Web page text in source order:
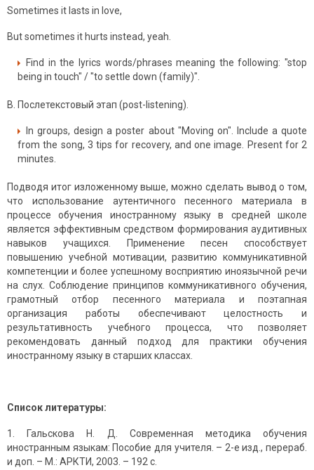
Sometimes it lasts in love,
But sometimes it hurts instead, yeah.
Find in the lyrics words/phrases meaning the following: "stop
being in touch" / "to settle down (family)".
В. Послетекстовый этап (post-listening).
In groups, design a poster about "Moving on". Include a quote
from the song, 3 tips for recovery, and one image. Present for 2
minutes.
Подводя итог изложенному выше, можно сделать вывод о том,
что использование аутентичного песенного материала в
процессе обучения иностранному языку в средней школе
является эффективным средством формирования аудитивных
навыков учащихся. Применение песен способствует
повышению учебной мотивации, развитию коммуникативной
компетенции и более успешному восприятию иноязычной речи
на слух. Соблюдение принципов коммуникативного обучения,
грамотный отбор песенного материала и поэтапная
организация работы обеспечивают целостность и
результативность учебного процесса, что позволяет
рекомендовать данный подход для практики обучения
иностранному языку в старших классах.
Список литературы:
Гальскова Н. Д. Современная методика обучения
иностранным языкам: Пособие для учителя. – 2-е изд., перераб.
и доп. – М.: АРКТИ, 2003. – 192 с.